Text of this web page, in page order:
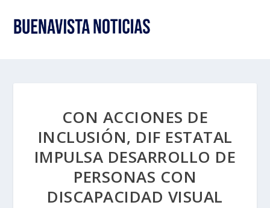
CON ACCIONES DE
INCLUSIÓN, DIF ESTATAL
IMPULSA DESARROLLO DE
PERSONAS CON
DISCAPACIDAD VISUAL